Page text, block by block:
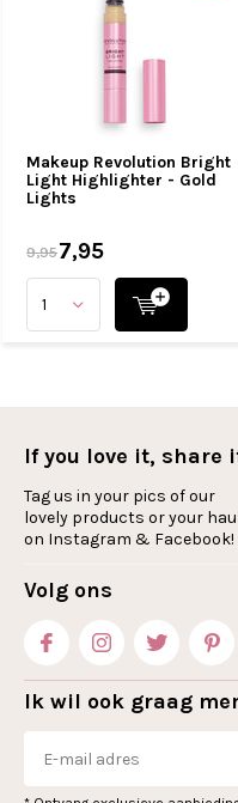
Makeup Revolution Bright
Light Highlighter - Gold
Lights
9,957,95
If you love it, share
Tag us in your pics of our
lovely products or your
on Instagram & Facebook!
Volg ons
Ik wil ook graag